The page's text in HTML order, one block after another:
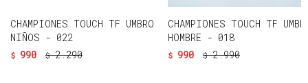
CHAMPIONES TOUCH TF UMBRO
NIÑOS - 022
$ 990 $ 2.290
CHAMPIONES TOUCH TF
HOMBRE - 018
$ 990 $ 2.990